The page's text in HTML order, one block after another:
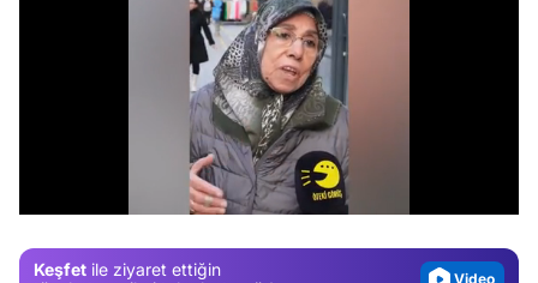
Keşfet ile ziyaret ettiğin
Video